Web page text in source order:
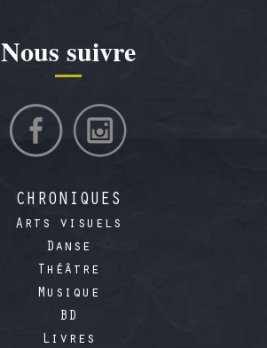
Nous suivre
CHRONIQUES
Arts visuels
Danse
Théâtre
Musique
BD
Livres